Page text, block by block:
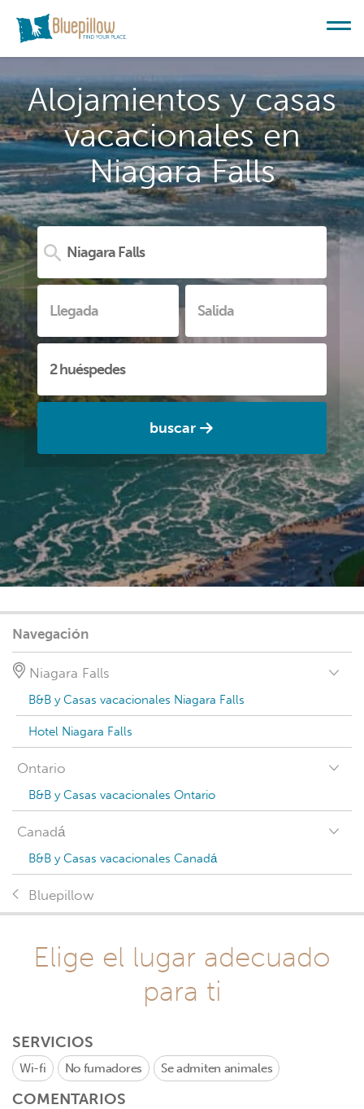
Alojamientos y casas
vacacionales en
Niagara Falls
buscar
Navegación
Niagara Falls
B&B y Casas vacacionales Niagara Falls
Hotel Niagara Falls
Ontario
B&B y Casas vacacionales Ontario
Canadá
B&B y Casas vacacionales Canadá
Bluepillow
Elige el lugar adecuado
para ti
SERVICIOS
Wi-fi No fumadores Se admiten animales
COMENTARIOS